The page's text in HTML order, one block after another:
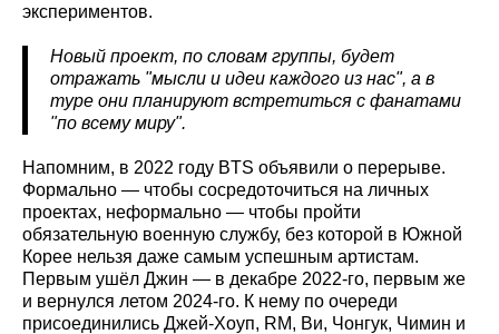
экспериментов.
Новый проект, по словам группы, будет
отражать "мысли и идеи каждого из нас", а в
туре они планируют встретиться с фанатами
"по всему миру".
Напомним, в 2022 году BTS объявили о перерыве.
Формально — чтобы сосредоточиться на личных
проектах, неформально — чтобы пройти
обязательную военную службу, без которой в Южной
Корее нельзя даже самым успешным артистам.
Первым ушёл Джин — в декабре 2022-го, первым же
и вернулся летом 2024-го. К нему по очереди
присоединились Джей-Хоуп, RM, Ви, Чонгук, Чимин и